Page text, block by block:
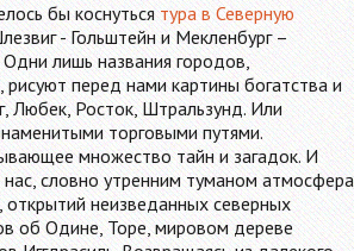
бы коснутьсятура в Северную
- Гольштейн и Мекленбург –
лишь названия городов,
рисуют перед нами картины богатства и
Любек, Росток, Штральзунд. Или
торговыми путями.
множество тайн и загадок. И
словно утренним туманом атмосфера
открытий неизведанных северных
об Одине, Торе, мировом дереве